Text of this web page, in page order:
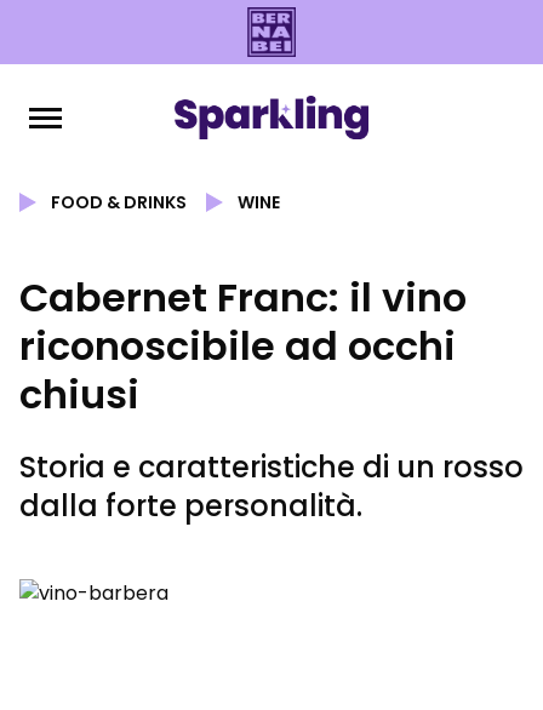
FOOD & DRINKS WINE
Cabernet Franc: il vino
riconoscibile ad occhi
chiusi
Storia e caratteristiche di un rosso
dalla forte personalità.